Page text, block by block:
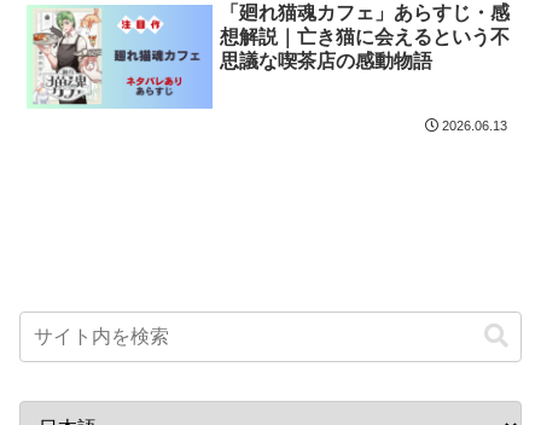
「廻れ猫魂カフェ」あらすじ・感
想解説｜亡き猫に会えるという不
思議な喫茶店の感動物語
2026.06.13